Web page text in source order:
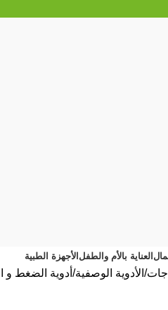
العناية بالأم والطفل الأجهزة الطبية
الأدوية الوصفية أدوية الضغط و